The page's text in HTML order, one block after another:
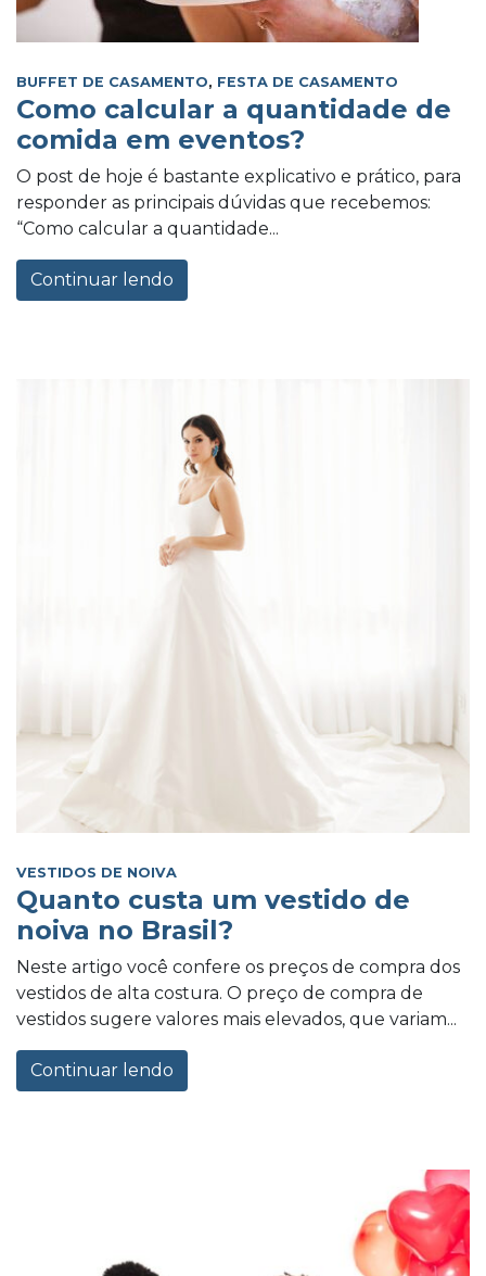
BUFFET DE CASAMENTO, FESTA DE CASAMENTO
Como calcular a quantidade de
comida em eventos?
O post de hoje é bastante explicativo e prático, para
responder as principais dúvidas que recebemos:
“Como calcular a quantidade...
Continuar lendo
VESTIDOS DE NOIVA
Quanto custa um vestido de
noiva no Brasil?
Neste artigo você confere os preços de compra dos
vestidos de alta costura. O preço de compra de
vestidos sugere valores mais elevados, que variam...
Continuar lendo